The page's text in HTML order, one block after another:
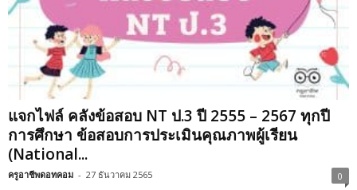
แจกไฟล์ คลังข้อสอบ NT ป.3 ปี 2555 – 2567 ทุกปี
การศึกษา ข้อสอบการประเมินคุณภาพผู้เรียน
(National...
ครูอาชีพดอทคอม - 27 ธันวาคม 2565 0